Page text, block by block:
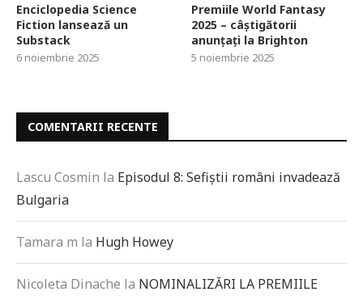
Enciclopedia Science
Fiction lansează un
Substack
6 noiembrie 2025
Premiile World Fantasy
2025 – câștigătorii
anunțați la Brighton
5 noiembrie 2025
COMENTARII RECENTE
Lascu Cosmin la Episodul 8: Sefiștii români invadează
Bulgaria
Tamara m la Hugh Howey
Nicoleta Dinache la NOMINALIZĂRI LA PREMIILE